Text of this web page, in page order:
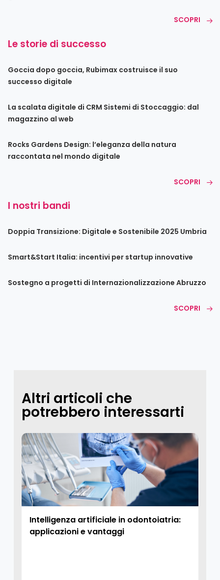
SCOPRI
Le storie di successo
Goccia dopo goccia, Rubimax costruisce il suo
successo digitale
La scalata digitale di CRM Sistemi di Stoccaggio: dal
magazzino al web
Rocks Gardens Design: l’eleganza della natura
raccontata nel mondo digitale
SCOPRI
I nostri bandi
Doppia Transizione: Digitale e Sostenibile 2025 Umbria
Smart&Start Italia: incentivi per startup innovative
Sostegno a progetti di Internazionalizzazione Abruzzo
SCOPRI
Altri articoli che
potrebbero interessarti
Intelligenza artificiale in odontoiatria:
applicazioni e vantaggi